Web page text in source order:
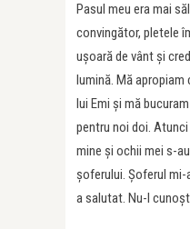
Pasul meu era mai
convingător, pletele
uşoară de vânt şi
lumină. Mă apropiam
lui Emi şi mă
pentru noi doi.
mine şi ochii mei s-
şoferului. Şoferul
a salutat. Nu-l